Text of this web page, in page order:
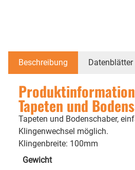
Beschreibung Datenblätter
Tapeten und
Tapeten und Bodenschaber,
Klingenwechsel möglich.
Klingenbreite: 100mm
Gewicht